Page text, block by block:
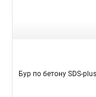
Бур по бетону SDS-